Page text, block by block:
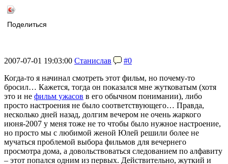
Поделиться
2007-07-01 19:03:00 Станислав
#0
Когда-то я начинал смотреть этот фильм, но почему-то
бросил… Кажется, тогда он показался мне жутковатым (хотя
это и не фильм ужасов в его обычном понимании), либо
просто настроения не было соответствующего… Правда,
несколько дней назад, долгим вечером не очень жаркого
июня-2007 у меня тоже не то чтобы было нужное настроение,
но просто мы с любимой женой Юлей решили более не
мучаться проблемой выбора фильмов для вечернего
просмотра дома, а довольствоваться следованием по алфавиту
– этот попался одним из первых. Действительно, жуткий и